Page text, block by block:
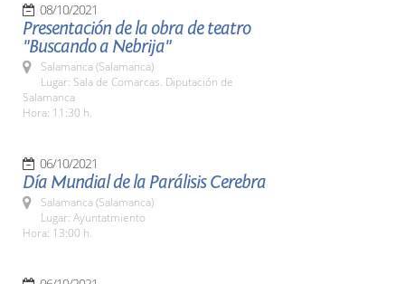
08/10/2021
Presentación de la obra de teatro
"Buscando a Nebrija"
Salamanca (Salamanca)
Lugar: Sala de Comarcas. Diputación de
Salamanca
Hora: 11:30 h.
06/10/2021
Día Mundial de la Parálisis Cerebra
Salamanca (Salamanca)
Lugar: Ayuntatmiento
Hora: 13:00 h.